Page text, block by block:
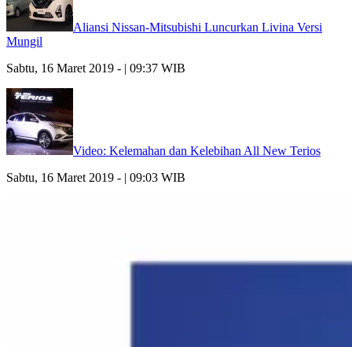
Aliansi Nissan-Mitsubishi Luncurkan Livina Versi
Mungil
Sabtu, 16 Maret 2019 - | 09:37 WIB
Video: Kelemahan dan Kelebihan All New Terios
Sabtu, 16 Maret 2019 - | 09:03 WIB